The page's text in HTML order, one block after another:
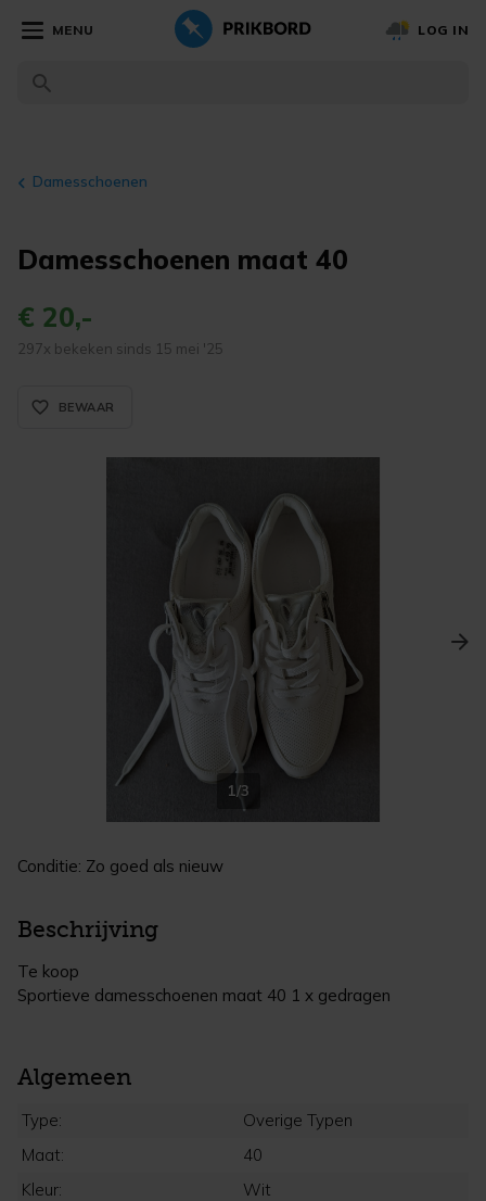
MENU LOG IN
Damesschoenen
Damesschoenen maat 40
€ 20,-
297x bekeken sinds 15 mei '25
favorite_border_rounded
BEWAAR
1/3
Conditie: Zo goed als nieuw
Beschrijving
Te koop
Sportieve damesschoenen maat 40 1 x gedragen
Algemeen
Type:
Overige Typen
Maat:
40
Kleur:
Wit